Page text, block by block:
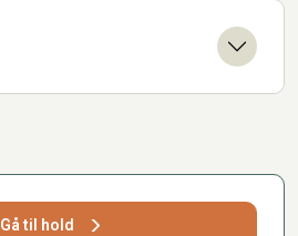
Gå til hold